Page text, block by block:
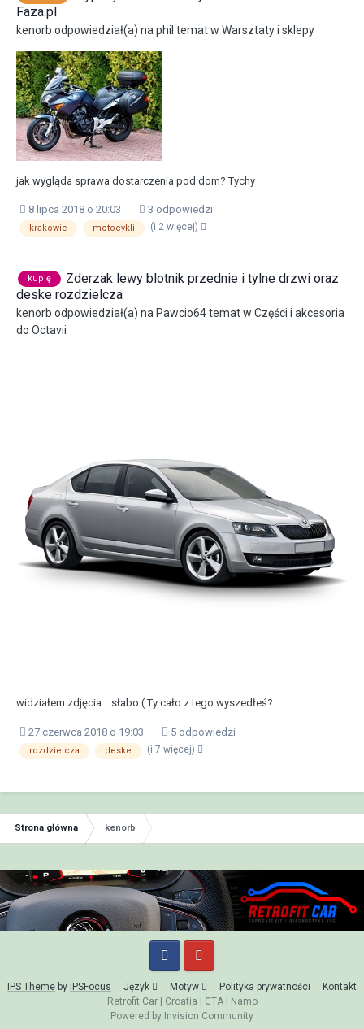
Faza.pl
kenorb odpowiedział(a) naphil temat w Warsztaty i sklepy
jak wygląda sprawa dostarczenia pod dom? Tychy
8 lipca 2018 o 20:03 3 odpowiedzi
krakowie motocykli (i 2 więcej)
kupię
Zderzak lewy blotnik przednie i tylne drzwi oraz
deske rozdzielcza
kenorb odpowiedział(a) na Pawcio64temat w Części i akcesoria
do Octavii
widziałem zdjęcia... słabo:( Ty cało z tego wyszedłeś?
27 czerwca 2018 o 19:03 5 odpowiedzi
rozdzielcza deske (i 7 więcej)
Strona główna kenorb
IPS Theme by IPSFocus Język Motyw Polityka prywatności
Kontakt
Retrofit Car| Croatia GTA|
Namo
Powered by Invision Community